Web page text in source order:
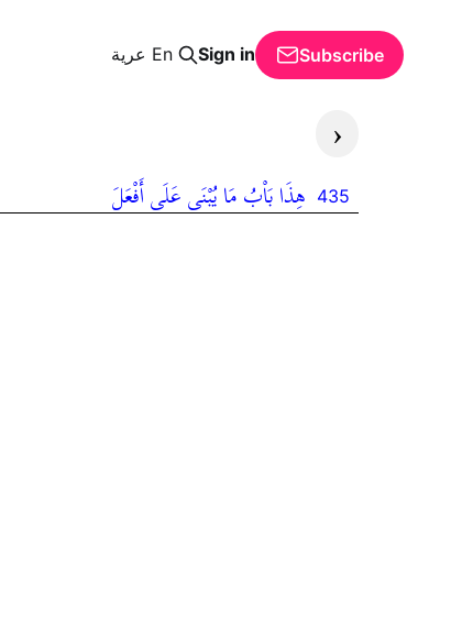
عرية En Sign in Subscribe
‹
435 هِذَا بَاْبُ مَا يُبْنَى عَلَى أَفْعَلَ